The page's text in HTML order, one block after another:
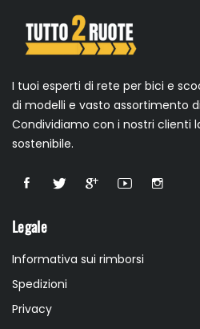
I tuoi esperti di rete per bici e
di modelli e vasto assortimento
Condividiamo con i nostri clienti
sostenibile.
Legale
Informativa sui rimborsi
Spedizioni
Privacy